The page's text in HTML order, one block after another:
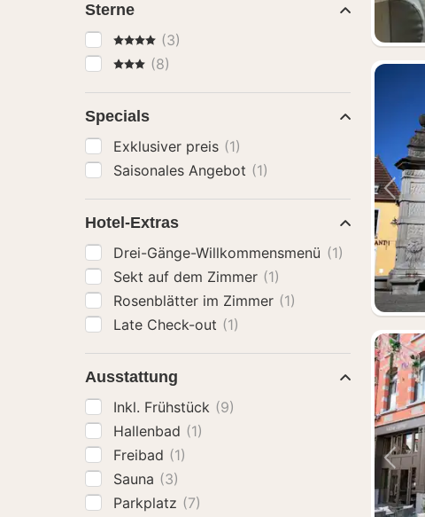
Sterne
4 Sterne(3)
3 Sterne
(8)
Specials
Exklusiver preis (1)
Saisonales Angebot (1)
Hotel-Extras
Drei-Gänge-Willkommensmenü (1)
Sekt auf dem Zimmer (1)
Rosenblätter im Zimmer (1)
Late Check-out (1)
Ausstattung
Inkl. Frühstück (9)
Hallenbad (1)
Freibad (1)
Sauna (3)
Parkplatz (7)